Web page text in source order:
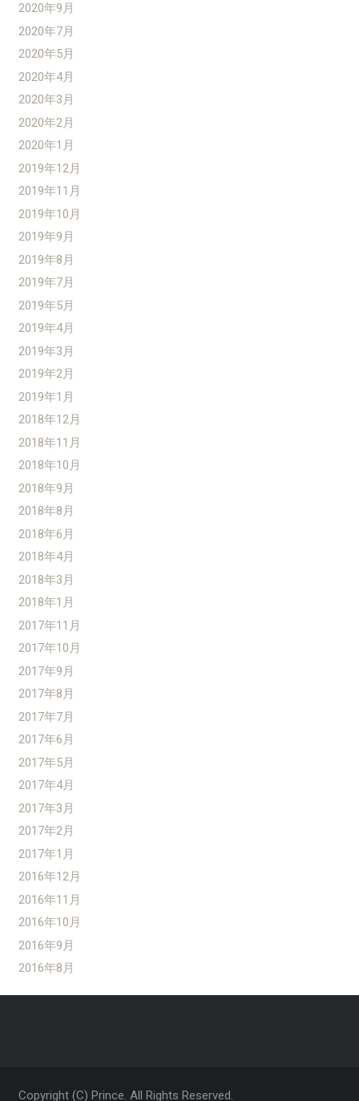
2020年9月
2020年7月
2020年5月
2020年4月
2020年3月
2020年2月
2020年1月
2019年12月
2019年11月
2019年10月
2019年9月
2019年8月
2019年7月
2019年5月
2019年4月
2019年3月
2019年2月
2019年1月
2018年12月
2018年11月
2018年10月
2018年9月
2018年8月
2018年6月
2018年4月
2018年3月
2018年1月
2017年11月
2017年10月
2017年9月
2017年8月
2017年7月
2017年6月
2017年5月
2017年4月
2017年3月
2017年2月
2017年1月
2016年12月
2016年11月
2016年10月
2016年9月
2016年8月
Copyright (C) Prince. All Rights Reserved.